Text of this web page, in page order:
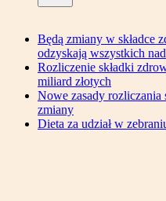
Będą zmiany w składce
odzyskają wszystkich
Rozliczenie składki
miliard złotych
Nowe zasady rozliczania
zmiany
Dieta za udział w